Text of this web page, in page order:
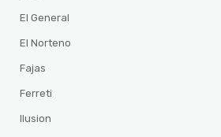
El General
El Norteno
Fajas
Ferreti
Ilusion